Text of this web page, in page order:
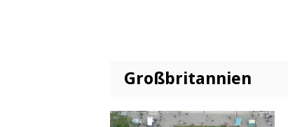
Großbritannien